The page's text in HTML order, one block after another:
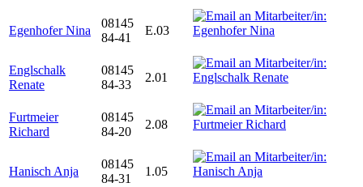
Egenhofer Nina
08145
84-41
E.03
Englschalk
Renate
08145
84-33
2.01
Furtmeier
Richard
08145
84-20
2.08
Hanisch Anja
08145
84-31
1.05